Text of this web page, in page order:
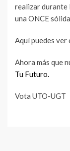
realizar durante
una ONCE
Aquí puedes
Ahora más que
Tu Futuro.
Vota UTO-UGT